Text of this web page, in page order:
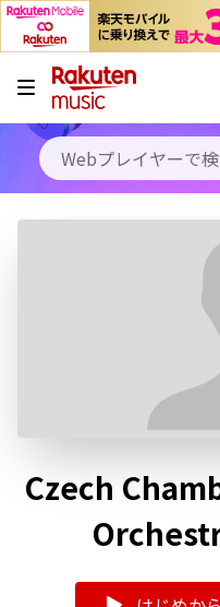
キャンペーン
料金プラン
使い方
Czech